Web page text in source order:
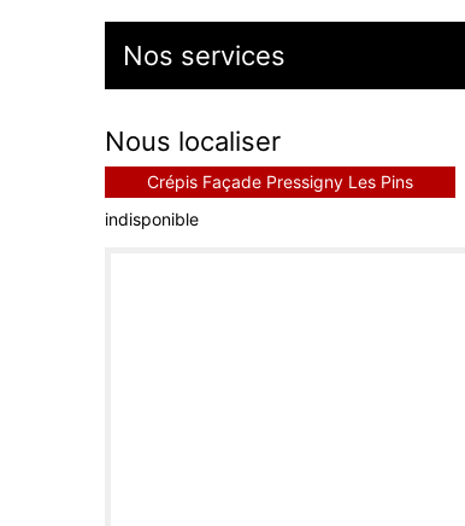
Nos services
Nous localiser
Crépis Façade Pressigny Les Pins
indisponible